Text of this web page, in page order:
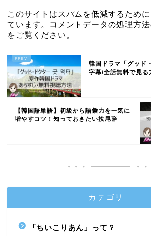
このサイトはスパムを低減するため
ています。
コメントデータの処理方
をご覧ください。
韓国ドラマ「グッド
字幕/全話無料で見る
【韓国語単語】初級から語彙力を一気に
増やすコツ！知っておきたい接尾辞
カテゴリー
「ちいこりあん」って？